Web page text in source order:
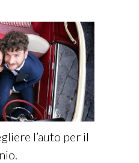
l’auto per il